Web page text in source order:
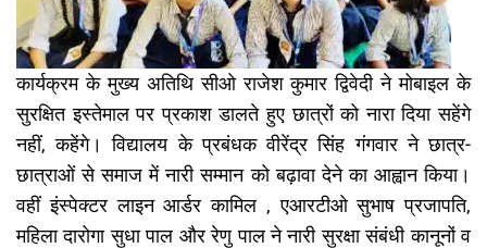
कार्यक्रम के मुख्य अतिथि सीओ राजेश कुमार द्विवेदी ने मोबाइल के
सुरक्षित इस्तेमाल पर प्रकाश डालते हुए छात्रों को नारा दिया सहेंगे
नहीं, कहेंगे। विद्यालय के प्रबंधक वीरेंद्र सिंह गंगवार ने छात्र-
छात्राओं से समाज में नारी सम्मान को बढ़ावा देने का आह्वान किया।
वहीं इंस्पेक्टर लाइन आर्डर कामिल , एआरटीओ सुभाष प्रजापति,
महिला दारोगा सुधा पाल और रेणु पाल ने नारी सुरक्षा संबंधी कानूनों व